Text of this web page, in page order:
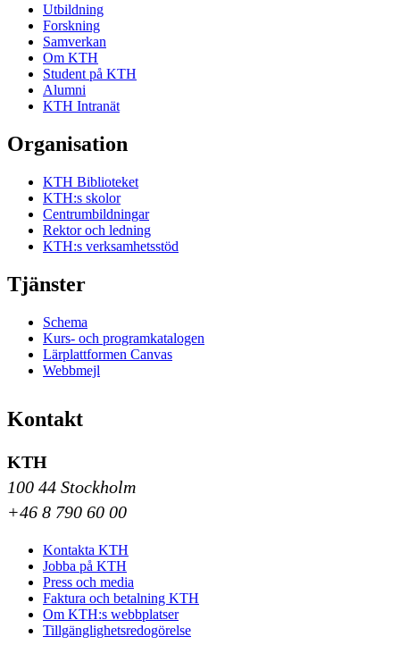
Utbildning
Forskning
Samverkan
Om KTH
Student på KTH
Alumni
KTH Intranät
Organisation
KTH Biblioteket
KTH:s skolor
Centrumbildningar
Rektor och ledning
KTH:s verksamhetsstöd
Tjänster
Schema
Kurs- och programkatalogen
Lärplattformen Canvas
Webbmejl
Kontakt
KTH
100 44 Stockholm
+46 8 790 60 00
Kontakta KTH
Jobba på KTH
Press och media
Faktura och betalning KTH
Om KTH:s webbplatser
Tillgänglighetsredogörelse